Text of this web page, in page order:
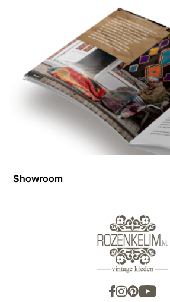
Showroom